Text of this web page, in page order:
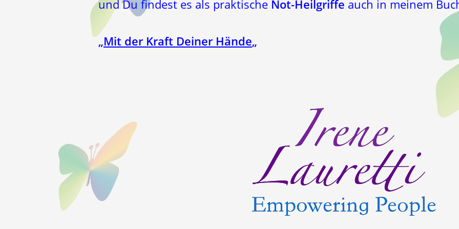
und Du findest es als praktische Not-Heilgriffe auch in meinem
„Mit der Kraft Deiner Hände„